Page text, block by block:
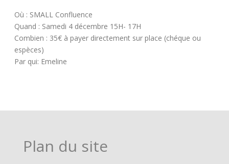
Où : SMALL Confluence
Quand : Samedi 4 décembre 15H- 17H
Combien : 35€ à payer directement sur place (chéque ou
espèces)
Par qui: Emeline
Plan du site